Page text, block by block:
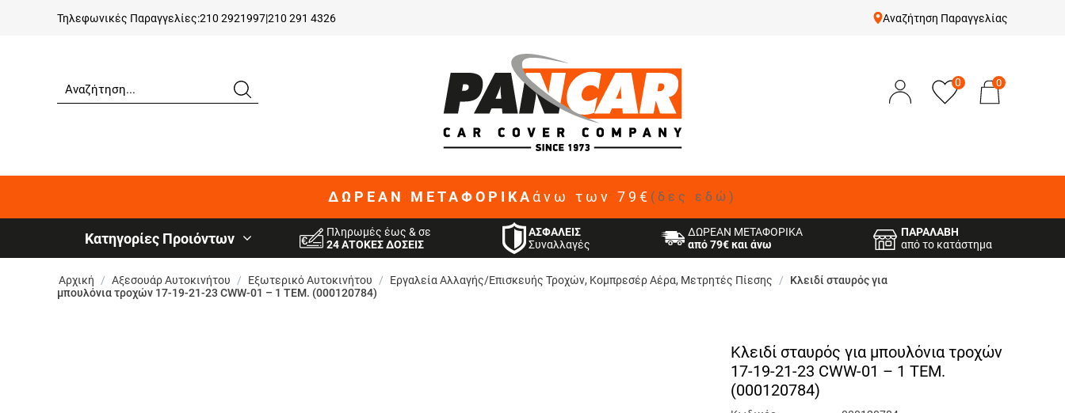
Τηλεφωνικές Παραγγελίες:210 2921997|210 291 4326 Αναζήτηση Παραγγελίας
0 0
ΔΩΡΕΑΝ ΜΕΤΑΦΟΡΙΚΑ άνω των 79€ (δες εδώ)
Κατηγορίες Προιόντων
Πληρωμές έως & σε
24 ΑΤΟΚΕΣ ΔΟΣΕΙΣ
ΑΣΦΑΛΕΙΣ
Συναλλαγές
ΔΩΡΕΑΝ ΜΕΤΑΦΟΡΙΚΑ
από 79€ και άνω
ΠΑΡΑΛΑΒΗ
από το κατάστημα
Αρχική / Αξεσουάρ Αυτοκινήτου / Εξωτερικό Αυτοκινήτου / Εργαλεία Αλλαγής/Επισκευής Τροχών, Κομπρεσέρ Αέρα, Μετρητές Πίεσης /
Κλειδί σταυρός για
μπουλόνια τροχών 17-19-21-23 CWW-01 – 1 ΤΕΜ. (000120784)
Κλειδί σταυρός για μπουλόνια τροχών
17-19-21-23 CWW-01 – 1 ΤΕΜ.
(000120784)